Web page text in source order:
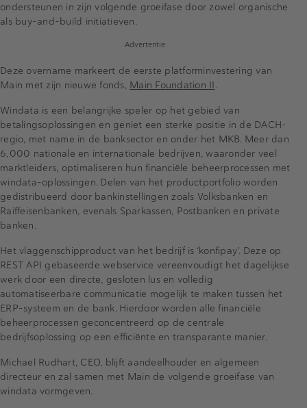
ondersteunen in zijn volgende groeifase door zowel organische
als buy-and-build initiatieven.
Advertentie
Deze overname markeert de eerste platforminvestering van
Main met zijn nieuwe fonds, Main Foundation II.
Windata is een belangrijke speler op het gebied van
betalingsoplossingen en geniet een sterke positie in de DACH-
regio, met name in de banksector en onder het MKB. Meer dan
6,000 nationale en internationale bedrijven, waaronder veel
marktleiders, optimaliseren hun financiële beheerprocessen met
windata-oplossingen. Delen van het productportfolio worden
gedistribueerd door bankinstellingen zoals Volksbanken en
Raiffeisenbanken, evenals Sparkassen, Postbanken en private
banken.
Het vlaggenschipproduct van het bedrijf is ‘konfipay’. Deze op
REST API gebaseerde webservice vereenvoudigt het dagelijkse
werk door een directe, gesloten lus en volledig
automatiseerbare communicatie mogelijk te maken tussen het
ERP-systeem en de bank. Hierdoor worden alle financiële
beheerprocessen geconcentreerd op de centrale
bedrijfsoplossing op een efficiënte en transparante manier.
Michael Rudhart, CEO, blijft aandeelhouder en algemeen
directeur en zal samen met Main de volgende groeifase van
windata vormgeven.